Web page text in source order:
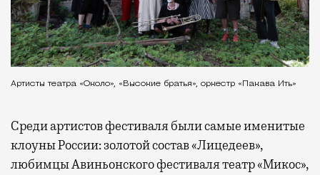
Артисты театра «Около», «Высокие братья», оркестр «Пакава Ить»
Среди артистов фестиваля были самые именитые
клоуны России: золотой состав «Лицедеев»,
любимцы Авиньонского фестиваля театр «Микос»,